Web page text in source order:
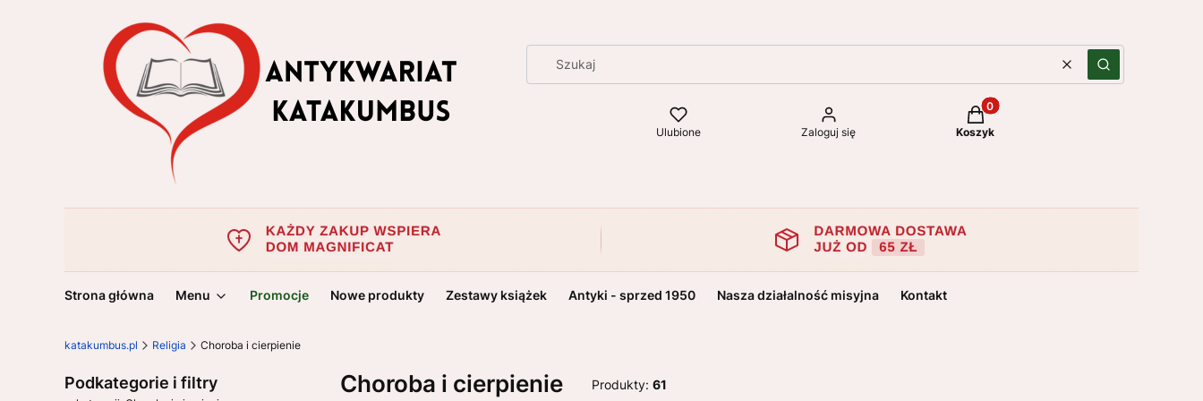
WyczyśćSzukaj
Ulubione Zaloguj się
Produkty w koszyku: 0. Zobacz
Koszyk
Strona główna Menu Promocje Nowe produkty Zestawy książek Antyki - sprzed 1950 Nasza działalność misyjna Kontakt
katakumbus.pl Religia Choroba i cierpienie
Podkategorie i filtry Choroba i cierpienie Produkty: 61